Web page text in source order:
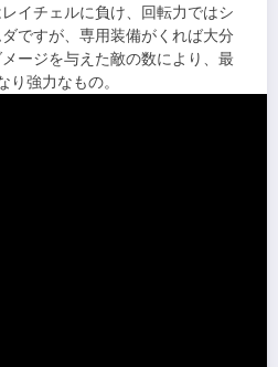
イチェルに負け、回転力ではシ
ですが、専用装備がくれば大分
ージを与えた敵の数により、最
強力なもの。